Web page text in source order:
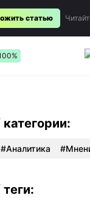
статью
категории:
Аналитика
теги: